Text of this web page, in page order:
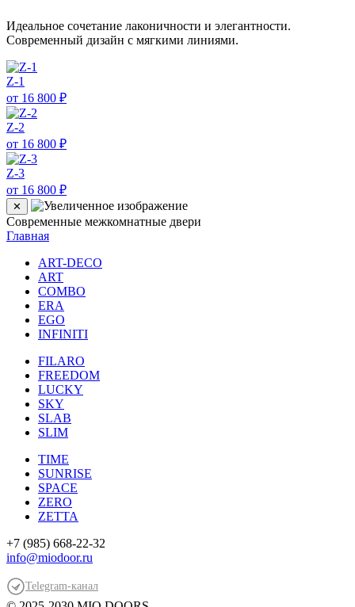
Идеальное сочетание лаконичности и элегантности.
Современный дизайн с мягкими линиями.
Z-1
от 16 800 ₽
Z-2
от 16 800 ₽
Z-3
от 16 800 ₽
✕
Современные межкомнатные двери
Главная
ART-DECO
ART
COMBO
ERA
EGO
INFINITI
FILARO
FREEDOM
LUCKY
SKY
SLAB
SLIM
TIME
SUNRISE
SPACE
ZERO
ZETTA
+7 (985) 668-22-32
info@miodoor.ru
Telegram-канал